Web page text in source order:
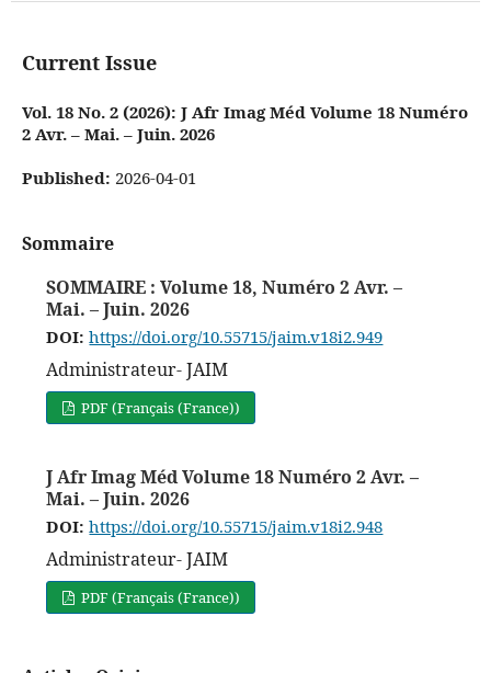
Current Issue
Vol. 18 No. 2 (2026): J Afr Imag Méd Volume 18 Numéro
2 Avr. – Mai. – Juin. 2026
Published: 2026-04-01
Sommaire
SOMMAIRE : Volume 18, Numéro 2 Avr. –
Mai. – Juin. 2026
DOI: https://doi.org/10.55715/jaim.v18i2.949
Administrateur- JAIM
PDF (Français (France))
J Afr Imag Méd Volume 18 Numéro 2 Avr. –
Mai. – Juin. 2026
DOI: https://doi.org/10.55715/jaim.v18i2.948
Administrateur- JAIM
PDF (Français (France))